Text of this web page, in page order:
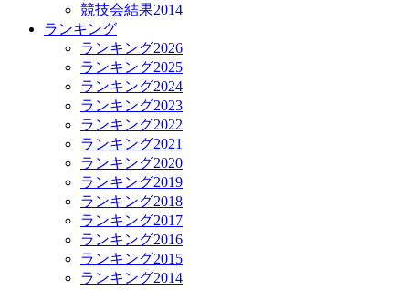
競技会結果2014
ランキング
ランキング2026
ランキング2025
ランキング2024
ランキング2023
ランキング2022
ランキング2021
ランキング2020
ランキング2019
ランキング2018
ランキング2017
ランキング2016
ランキング2015
ランキング2014